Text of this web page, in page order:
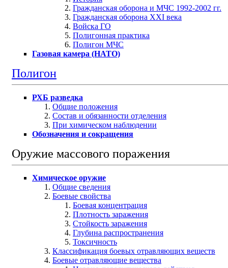
Гражданская оборона и МЧС 1992-2002 гг.
Гражданская оборона XXI века
Войска ГО
Полигонная практика
Полигон МЧС
Газовая камера (НАТО)
Полигон
РХБ разведка
Общие положения
Состав и обязанности отделения
При химическом наблюдении
Обозначения и сокращения
Оружие массового поражения
Химическое оружие
Общие сведения
Боевые свойства
Боевая концентрация
Плотность заражения
Стойкость заражения
Глубина распространения
Токсичность
Классификация боевых отравляющих веществ
Боевые отравляющие вещества